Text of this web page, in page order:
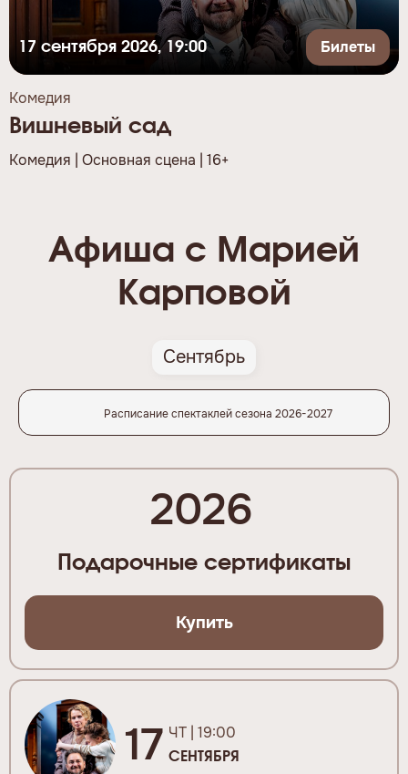
17 сентября 2026, 19:00 Билеты
Комедия
Вишневый сад
Комедия | Основная сцена | 16+
Афиша с Марией
Карповой
Сентябрь
Расписание спектаклей сезона 2026-2027
2026
Подарочные сертификаты
Купить
17 ЧТ | 19:00
СЕНТЯБРЯ